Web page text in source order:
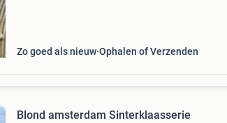
Zo goed als nieuw Ophalen of Verzenden
Blond amsterdam Sinterklaasserie